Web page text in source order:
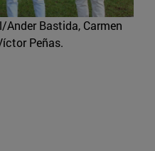
Bastida, Carmen
Peñas.